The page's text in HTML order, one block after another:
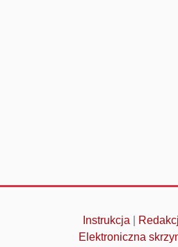
Instrukcja
Elektroniczna